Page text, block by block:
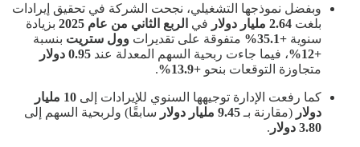
وبفضل نموذجها التشغيلي، نجحت الشركة في تحقيق إيرادات
بلغت 2.64 مليار دولار في الربع الثاني من عام 2025
بزيادة
سنوية +35.1% متفوقة على تقديرات وول ستريت بنسبة
+12%
، فيما جاءت ربحية السهم المعدلة عند 0.95 دولار
متجاوزة التوقعات بنحو +13.9%
.
كما رفعت الإدارة توجيهها السنوي للإيرادات إلى
10 مليار
دولار (مقارنة بـ 9.45 مليار دولار
سابقًا) ولربحية السهم إلى
3.80 دولار
.